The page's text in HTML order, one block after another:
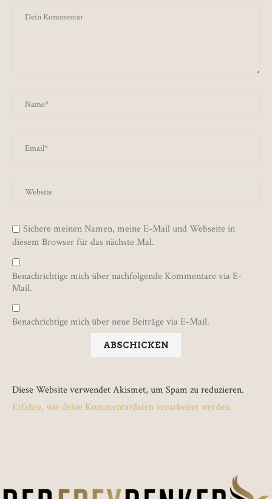
Sichere meinen Namen, meine E-Mail und Webseite in
diesem Browser für das nächste Mal.
Benachrichtige mich über nachfolgende Kommentare via E-
Mail.
Benachrichtige mich über neue Beiträge via E-Mail.
Diese Website verwendet Akismet, um Spam zu reduzieren.
Erfahre, wie deine Kommentardaten verarbeitet werden.